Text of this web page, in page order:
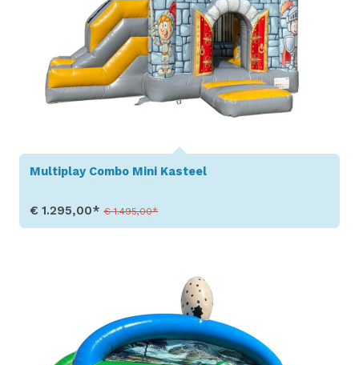
Multiplay Combo Mini Kasteel
€ 1.295,00*€ 1.495,00*